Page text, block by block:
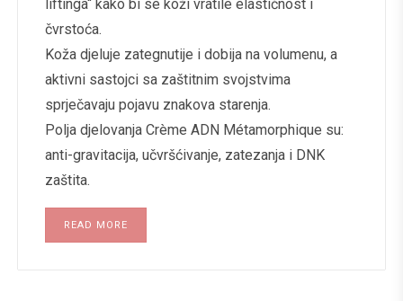
liftinga“ kako bi se koži vratile elastičnost i
čvrstoća.
Koža djeluje zategnutije i dobija na volumenu, a
aktivni sastojci sa zaštitnim svojstvima
sprječavaju pojavu znakova starenja.
Polja djelovanja Crème ADN Métamorphique su:
anti-gravitacija, učvršćivanje, zatezanja i DNK
zaštita.
READ MORE